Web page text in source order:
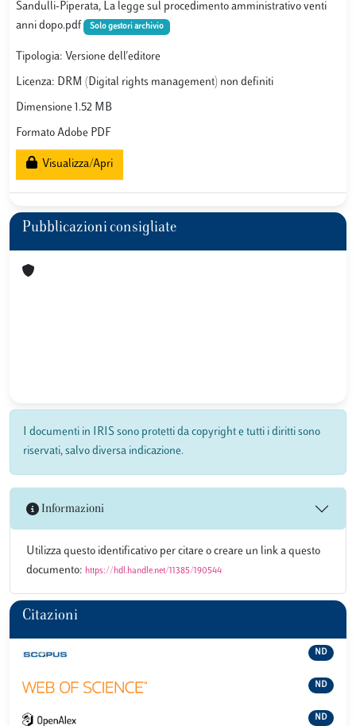
Sandulli-Piperata, La legge sul procedimento amministrativo venti
anni dopo.pdf
Solo gestori archivio
Tipologia: Versione dell'editore
Licenza: DRM (Digital rights management) non definiti
Dimensione 1.52 MB
Formato Adobe PDF
Visualizza/Apri
Pubblicazioni consigliate
I documenti in IRIS sono protetti da copyright e tutti i diritti sono
riservati, salvo diversa indicazione.
Informazioni
Utilizza questo identificativo per citare o creare un link a questo
documento: https://hdl.handle.net/11385/190544
Citazioni
ND
ND
ND